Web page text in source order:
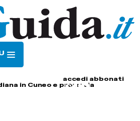
accedi abbonati
in Cuneo e provincia